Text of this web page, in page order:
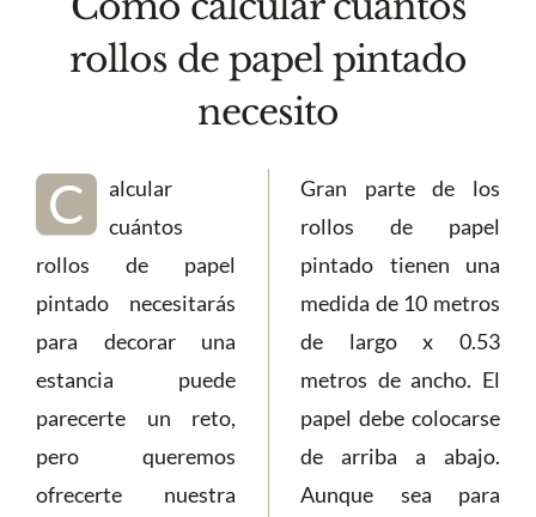
rollos de papel pintado
necesito
C
alcular
cuántos
rollos de papel
pintado necesitarás
para decorar una
estancia puede
parecerte un reto,
pero queremos
ofrecerte nuestra
Gran parte de los
rollos de papel
pintado tienen una
medida de 10 metros
de largo x 0.53
metros de ancho. El
papel debe colocarse
de arriba a abajo.
Aunque sea para